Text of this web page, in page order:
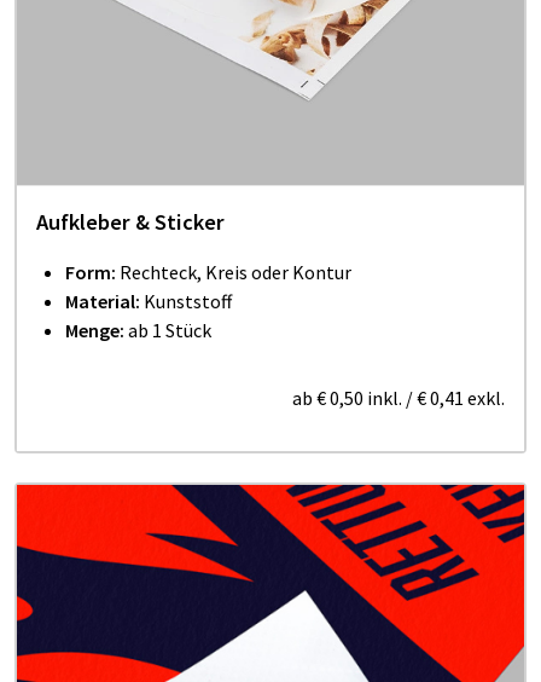
Aufkleber & Sticker
Form: Rechteck, Kreis oder Kontur
Material: Kunststoff
Menge: ab 1 Stück
ab € 0,50 inkl. /€ 0,41 exkl.